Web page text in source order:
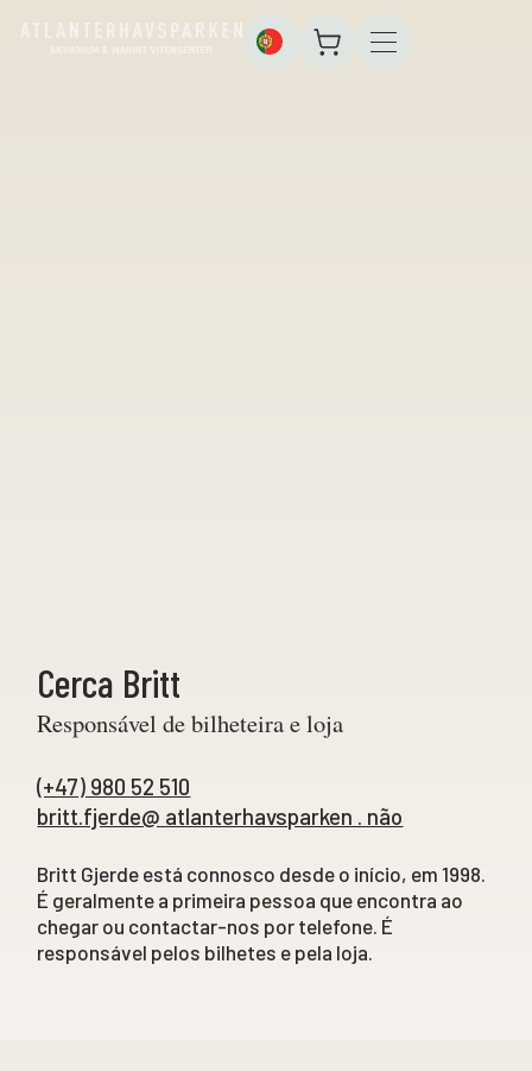
Cerca Britt
Responsável de bilheteira e loja
(+47) 980 52 510
britt.fjerde@ atlanterhavsparken . não
Britt Gjerde está connosco desde o início, em 1998.
É geralmente a primeira pessoa que encontra ao
chegar ou contactar-nos por telefone. É
responsável pelos bilhetes e pela loja.